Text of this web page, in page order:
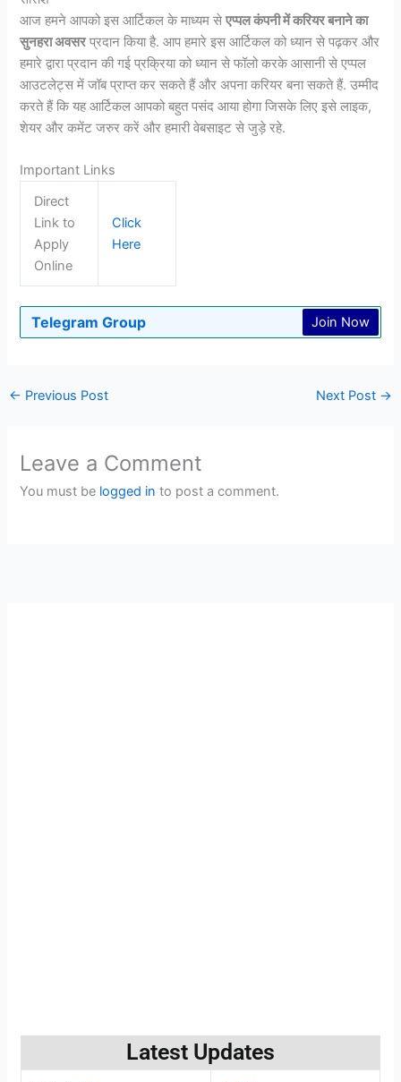
आज हमने आपको इस आर्टिकल के माध्यम सेएप्पल कंपनी में करियर बनाने का
सुनहरा अवसरप्रदान किया है. आप हमारे इस आर्टिकल को ध्यान से पढ़कर और
हमारे द्वारा प्रदान की गई प्रक्रिया को ध्यान से फॉलो करके आसानी से एप्पल
आउटलेट्स में जॉब प्राप्त कर सकते हैं और अपना करियर बना सकते हैं. उम्मीद
करते हैं कि यह आर्टिकल आपको बहुत पसंद आया होगा जिसके लिए इसे लाइक,
शेयर और कमेंट जरुर करें और हमारी वेबसाइट से जुड़े रहे.
Important Links
Direct
Link to
Apply
Online
Click
Here
Telegram Group Join Now
← Previous Post Next Post →
Leave a Comment
You must be logged in to post a comment.
Latest Updates